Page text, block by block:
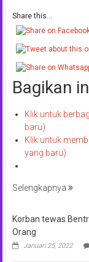
Share this...
Bagikan
Klik untuk
baru)
Klik untuk
yang baru)
Selengkapnya
Korban tewas
Orang
Januari 25, 2022